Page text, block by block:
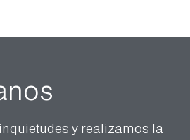
y realizamos la